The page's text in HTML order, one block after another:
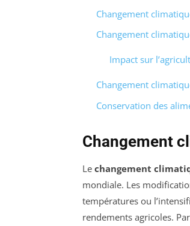
Changement
Changement
Impact sur
Changement
Conservation des
Changement
Le changement
mondiale. Les
températures ou
rendements agricoles.